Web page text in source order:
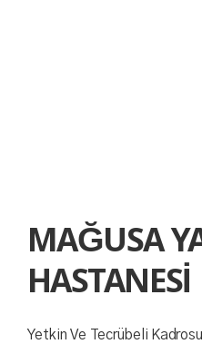
MAĞUSA
HASTANESİ
Yetkin Ve Tecrübeli